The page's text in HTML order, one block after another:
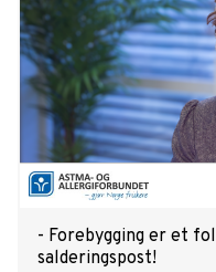
- Forebygging er et
salderingspost!